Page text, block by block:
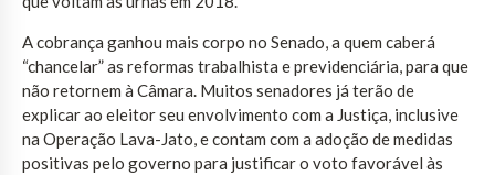
A cobrança ganhou mais corpo no Senado, a quem caberá
“chancelar” as reformas trabalhista e previdenciária, para que
não retornem à Câmara. Muitos senadores já terão de
explicar ao eleitor seu envolvimento com a Justiça, inclusive
na Operação Lava-Jato, e contam com a adoção de medidas
positivas pelo governo para justificar o voto favorável às